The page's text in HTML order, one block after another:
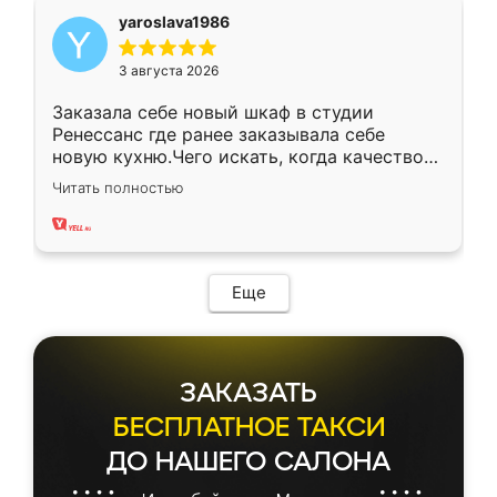
yaroslava1986
3 августа 2026
Заказала себе новый шкаф в студии
Ренессанс где ранее заказывала себе
новую кухню.Чего искать, когда качеством
вполне довольна. Служит кухня уже почти
два года, нареканий нет.
Читать полностью
Еще
ЗАКАЗАТЬ
БЕСПЛАТНОЕ ТАКСИ
ДО НАШЕГО САЛОНА